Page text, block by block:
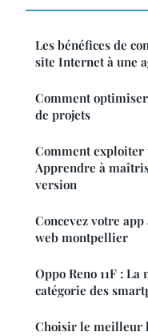
Les bénéfices de
site Internet à une
Comment
de projets
Comment
Apprendre à
version
Concevez votre
web montpellier
Oppo Reno 11F :
catégorie des
Choisir le meilleur